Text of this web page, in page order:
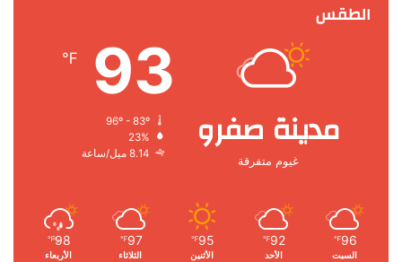
الطقس
مدينة صفرو
غيوم متفرقة
93
℉
23%
8.14 ميل/ساعة
96
℉
السبت
92
℉
الأحد
95
℉
الأثنين
97
℉
الثلاثاء
98
℉
الأربعاء